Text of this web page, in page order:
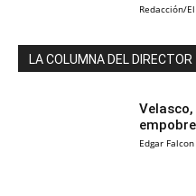
Redacción/
LA COLUMNA DEL DIRECTOR
Edgar Falcon